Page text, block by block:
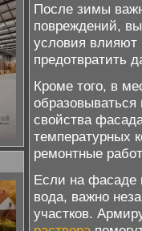
После зимы
повреждений,
условия влияют
предотвратить
Кроме того, в
образовываться
свойства
температурных
ремонтные
Если на фасаде
вода, важно
участков.